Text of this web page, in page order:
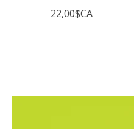
22,00$CA